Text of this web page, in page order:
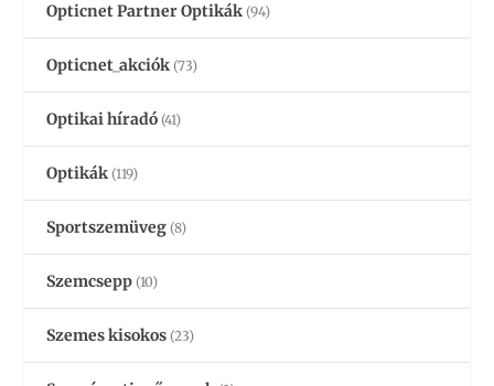
Opticnet Partner Optikák (94)
Opticnet_akciók (73)
Optikai híradó (41)
Optikák (119)
Sportszemüveg (8)
Szemcsepp (10)
Szemes kisokos (23)